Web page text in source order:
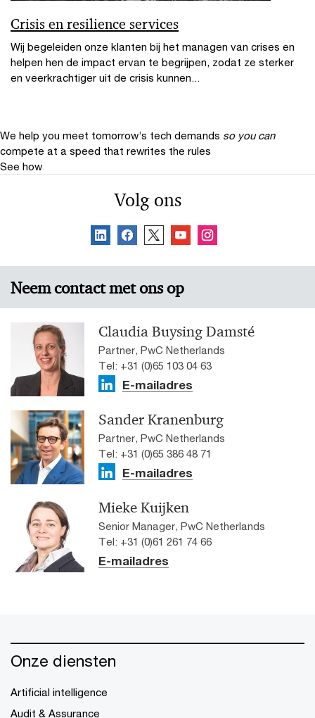
Crisis en resilience services
Wij begeleiden onze klanten bij het managen van crises en
helpen hen de impact ervan te begrijpen, zodat ze sterker
en veerkrachtiger uit de crisis kunnen...
We help you meet tomorrow’s tech demands so you can
compete at a speed that rewrites the rules
See how
Volg ons
Neem contact met ons op
Claudia Buysing Damsté
Partner, PwC Netherlands
Tel: +31 (0)65 103 04 63
E-mailadres
Sander Kranenburg
Partner, PwC Netherlands
Tel: +31 (0)65 386 48 71
E-mailadres
Mieke Kuijken
Senior Manager, PwC Netherlands
Tel: +31 (0)61 261 74 66
E-mailadres
Onze diensten
Artificial intelligence
Audit & Assurance